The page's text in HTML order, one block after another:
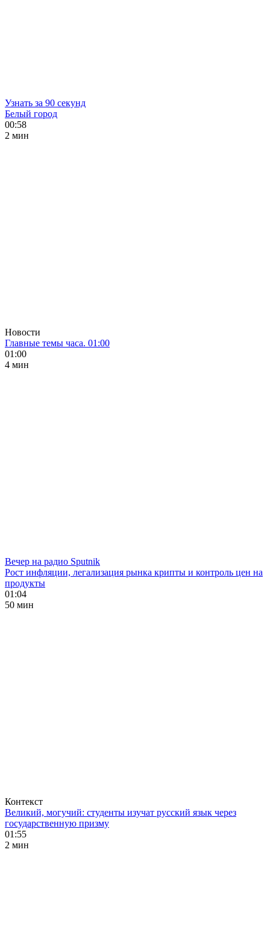
Узнать за 90 секунд
Белый город
00:58
2 мин
Новости
Главные темы часа. 01:00
01:00
4 мин
Вечер на радио Sputnik
Рост инфляции, легализация рынка крипты и контроль цен на
продукты
01:04
50 мин
Контекст
Великий, могучий: студенты изучат русский язык через
государственную призму
01:55
2 мин